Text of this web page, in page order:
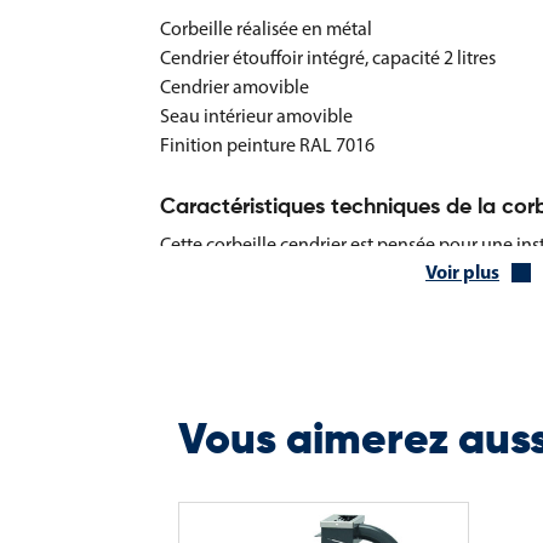
Corbeille réalisée en métal
Cendrier étouffoir intégré, capacité 2 litres
Cendrier amovible
Seau intérieur amovible
Finition peinture RAL 7016
Caractéristiques techniques de la
Cette corbeille cendrier est pensée pour une
utilisation quotidienne dans les espaces publics.
Cette corbeille cendrier constitue une solution
gestion des mégots, en améliorant la sécurité et
Voir plus
Vous aimerez